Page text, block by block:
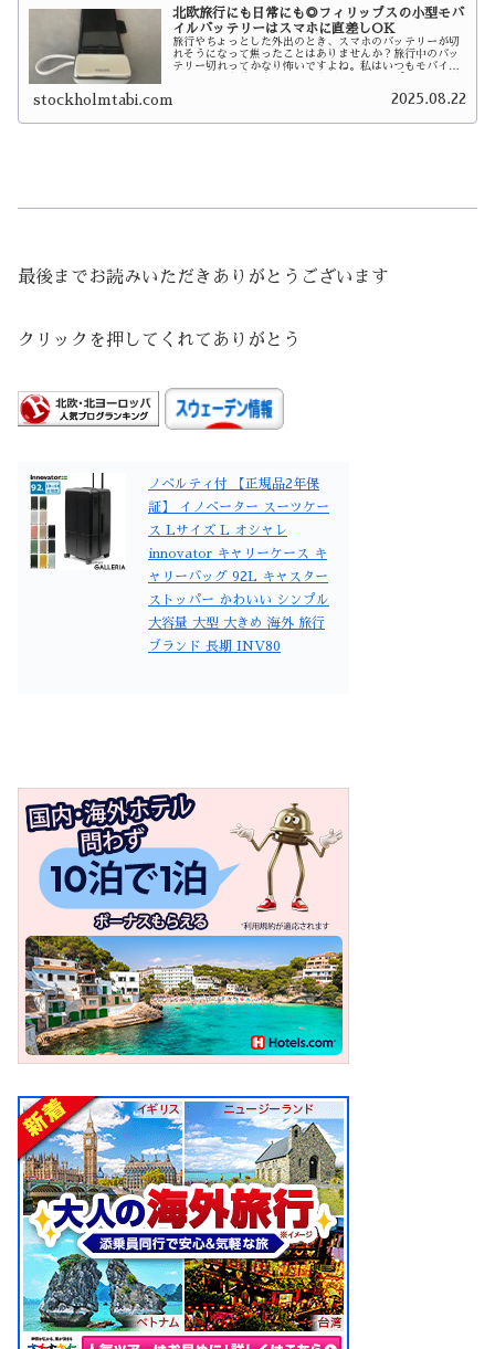
北欧旅行にも日常にも◎フィリップスの小型モバ
イルバッテリーはスマホに直差しOK
旅行やちょっとした外出のとき、スマホのバッテリーが切
れそうになって焦ったことはありませんか？旅行中のバッ
テリー切れってかなり怖いですよね。私はいつもモバイル
stockholmtabi.com 2025.08.22
最後までお読みいただきありがとうございます
クリックを押してくれてありがとう
ノベルティ付 【正規品2年保
証】 イノベーター スーツケー
ス Lサイズ L オシャレ
innovator キャリーケース キ
ャリーバッグ 92L キャスター
ストッパー かわいい シンプル
大容量 大型 大きめ 海外 旅行
ブランド 長期 INV80